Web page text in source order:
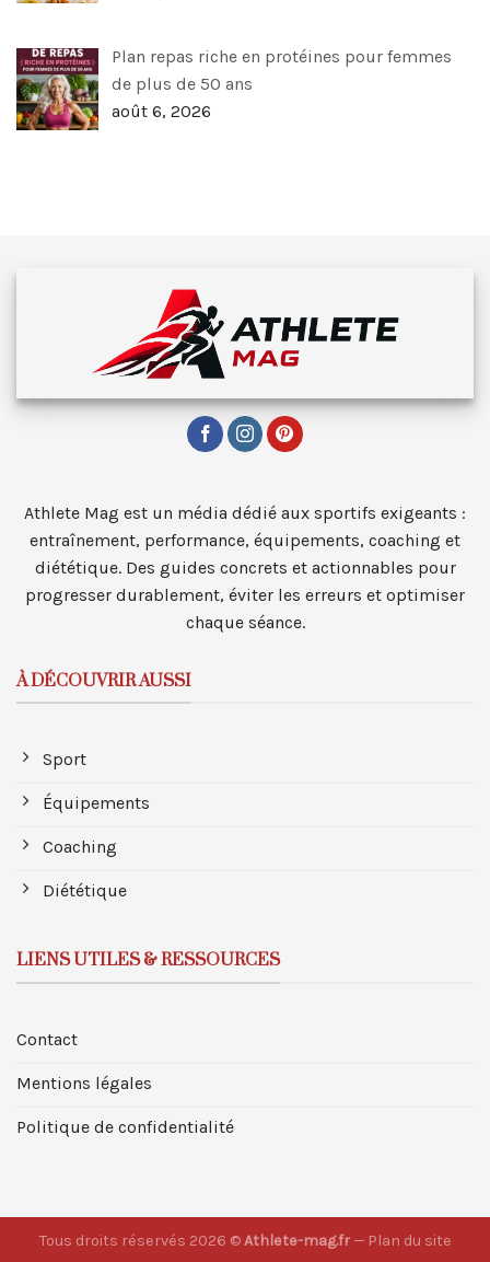
Plan repas riche en protéines pour femmes
de plus de 50 ans
août 6, 2026
Athlete Mag est un média dédié aux sportifs exigeants :
entraînement, performance, équipements, coaching et
diététique. Des guides concrets et actionnables pour
progresser durablement, éviter les erreurs et optimiser
chaque séance.
À DÉCOUVRIR AUSSI
Sport
Équipements
Coaching
Diététique
LIENS UTILES & RESSOURCES
Contact
Mentions légales
Politique de confidentialité
Tous droits réservés 2026 ©Athlete-mag.fr— Plan du site